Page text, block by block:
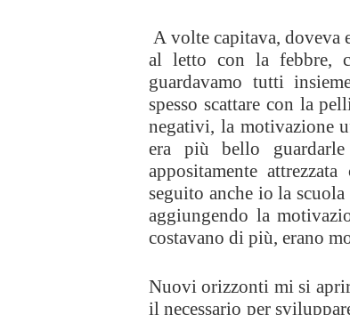
A volte capitava, doveva
al letto con la febbre,
guardavamo tutti
spesso scattare con la
negativi, la motivazione
era più bello
appositamente
seguito anche io la
aggiungendo la
costavano di più, erano
Nuovi orizzonti mi si
il necessario per